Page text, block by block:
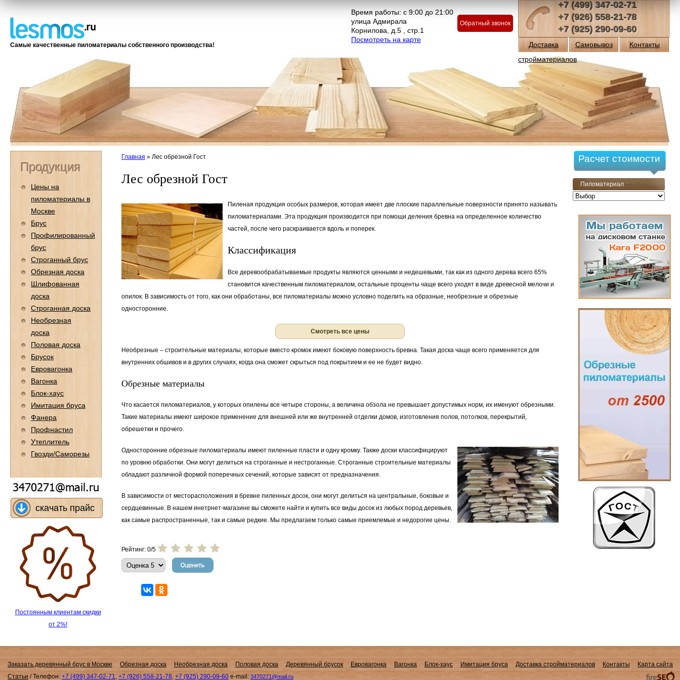
Самые качественные пиломатериалы собственного производства!
Время работы: с 9:00 до 21:00
улица Адмирала
Корнилова, д.5 , стр.1
Посмотреть на карте
Обратный звонок
+7 (499) 347-02-71
+7 (926) 558-21-78
+7 (925) 290-09-60
Доставка
стройматериалов
Самовывоз Контакты
Главная » Лес обрезной Гост
Лес обрезной Гост
Пиленая продукция особых размеров, которая имеет две плоские параллельные поверхности принято называть
пиломатериалами. Эта продукция производится при помощи деления бревна на определенное количество
частей, после чего раскраивается вдоль и поперек.
Классификация
Все деревообрабатываемые продукты являются ценными и недешевыми, так как из одного дерева всего 65%
становится качественным пиломатериалом, остальные проценты чаще всего уходят в виде древесной мелочи и
опилок. В зависимость от того, как они обработаны, все пиломатериалы можно условно поделить на образные, необрезные и обрезные
односторонние.
Смотреть все цены
Необрезные – строительные материалы, которые вместо кромок имеют боковую поверхность бревна. Такая доска чаще всего применяется для
внутренних обшивов и в других случаях, когда она сможет скрыться под покрытием и ее не будет видно.
Обрезные материалы
Что касается пиломатериалов, у которых опилены все четыре стороны, а величина обзола не превышает допустимых норм, их именуют обрезными.
Такие материалы имеют широкое применение для внешней или же внутренней отделки домов, изготовления полов, потолков, перекрытий,
обрешетки и прочего.
Односторонние обрезные пиломатериалы имеют пиленные пласти и одну кромку. Также доски классифицируют
по уровню обработки. Они могут делиться на строганные и нестроганные. Строганные строительные материалы
обладают различной формой поперечных сечений, которые зависят от предназначения.
В зависимости от месторасположения в бревне пиленных досок, они могут делиться на центральные, боковые и
сердцевинные. В нашем инетрнет-магазине вы сможете найти и купить все виды досок из любых пород деревьев,
как самые распространенные, так и самые редкие. Мы предлагаем только самые приемлемые и недорогие цены.
Рейтинг: 0/5
Продукция
Цены на
пиломатериалы в
Москве
Брус
Профилированный
брус
Строганный брус
Обрезная доска
Шлифованная
доска
Строганная доска
Необрезная
доска
Половая доска
Брусок
Евровагонка
Вагонка
Блок-хаус
Имитация бруса
Фанера
Профнастил
Утеплитель
Гвозди/Саморезы
скачать прайс
Постоянным клиентам скидки
от 2%!
Расчет стоимости
Пиломатериал
Заказать деревянный брус в Москве Обрезная доска Необрезная доска Половая доска Деревянный брусок Евровагонка Вагонка Блок-хаус Имитация бруса Доставка стройматериалов Контакты
Карта сайта
Статьи / Телефон: +7 (499) 347-02-71, +7 (926) 558-21-78, +7 (925) 290-09-60 e-mail: 3470271@mail.ru